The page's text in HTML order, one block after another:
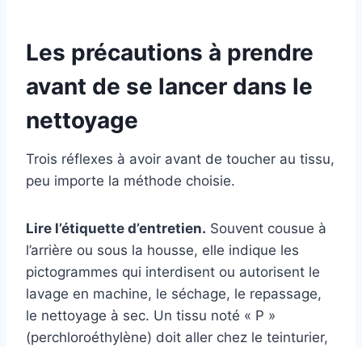
Les précautions à prendre
avant de se lancer dans le
nettoyage
Trois réflexes à avoir avant de toucher au tissu,
peu importe la méthode choisie.
Lire l’étiquette d’entretien. Souvent cousue à
l’arrière ou sous la housse, elle indique les
pictogrammes qui interdisent ou autorisent le
lavage en machine, le séchage, le repassage,
le nettoyage à sec. Un tissu noté « P »
(perchloroéthylène) doit aller chez le teinturier,